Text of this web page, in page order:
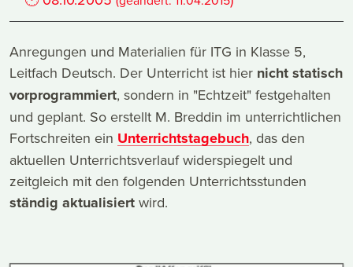
Anregungen und Materialien für ITG in Klasse 5,
Leitfach Deutsch. Der Unterricht ist hier nicht statisch
vorprogrammiert, sondern in "Echtzeit" festgehalten
und geplant. So erstellt M. Breddin im unterrichtlichen
Fortschreiten ein Unterrichtstagebuch, das den
aktuellen Unterrichtsverlauf widerspiegelt und
zeitgleich mit den folgenden Unterrichtsstunden
ständig aktualisiert wird.